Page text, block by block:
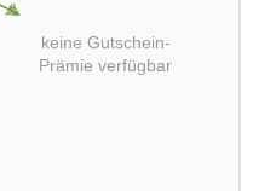
keine Gutschein-
Prämie verfügbar